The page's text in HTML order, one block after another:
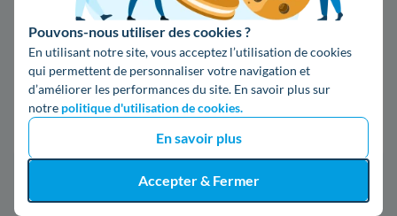
Pouvons-nous utiliser des cookies ?
En utilisant notre site, vous acceptez l’utilisation de cookies
qui permettent de personnaliser votre navigation et
d’améliorer les performances du site. En savoir plus sur
notre politique d'utilisation de cookies.
En savoir plus
Accepter & Fermer
(appel non surtaxé)
09 78 46 71 74
Comparer les offres
5. Tout ce qu'il faut connaître d'Enedis